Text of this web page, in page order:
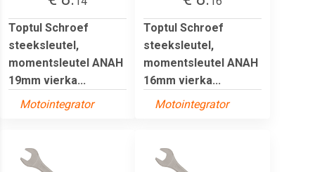
Toptul Schroef
steeksleutel,
momentsleutel ANAH
19mm vierka...
Motointegrator
Toptul Schroef
steeksleutel,
momentsleutel ANAH
16mm vierka...
Motointegrator